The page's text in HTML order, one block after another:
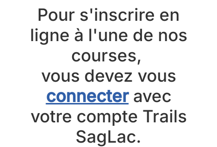
Pour s'inscrire en
ligne à l'une de nos
courses,
vous devez vous
connecteravec
votre compte Trails
SagLac.